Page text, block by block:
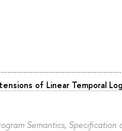
of Linear Temporal
Semantics, Specification